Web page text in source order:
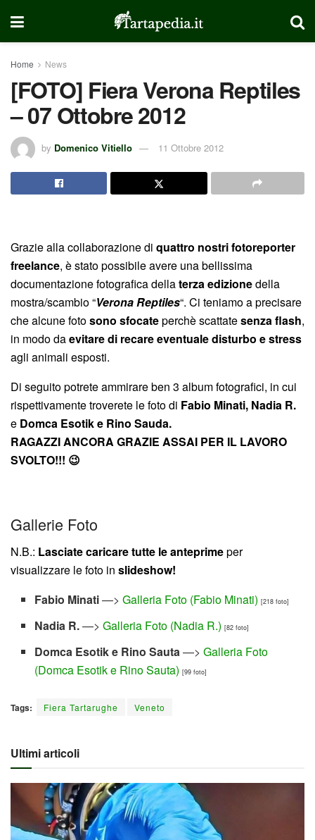
Home News
[FOTO] Fiera Verona Reptiles
– 07 Ottobre 2012
by Domenico Vitiello 11 Ottobre 2012
Grazie alla collaborazione di quattro nostri fotoreporter
freelance, è stato possibile avere una bellissima
documentazione fotografica dellaterza edizionedella
mostra/scambio “Verona Reptiles“. Ci teniamo a precisare
che alcune fotosono sfocateperchè scattatesenza flash,
in modo daevitare di recare eventuale disturbo e stress
agli animali esposti.
Di seguito potrete ammirare ben 3 album fotografici, in cui
rispettivamente troverete le foto di Fabio Minati, Nadia R.
e Domca Esotik e Rino Sauda.
RAGAZZI ANCORA GRAZIE ASSAI PER IL LAVORO
SVOLTO!!! 😉
Gallerie Foto
N.B.: Lasciate caricare tutte le anteprimeper
visualizzare le foto in slideshow!
Fabio Minati—>Galleria Foto (Fabio Minati) [218 foto]
Nadia R.—>Galleria Foto (Nadia R.) [82 foto]
Domca Esotik e Rino Sauta—>Galleria Foto
(Domca Esotik e Rino Sauta) [99 foto]
Tags: Fiera Tartarughe Veneto
Ultimi articoli